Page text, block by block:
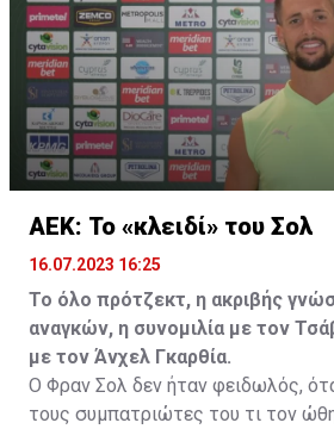
ελεύθερα σε οποιαδήποτε νέα
καλοκαίρι.
ΑΕΚ: Το «κλειδί» του Σολ
16.07.2023 16:25
Το όλο πρότζεκτ, η ακριβής
αναγκών, η συνομιλία με τον
με τον Άνχελ Γκαρθία.
Ο Φραν Σολ δεν ήταν φειδωλός,
τους συμπατριώτες του τι τον